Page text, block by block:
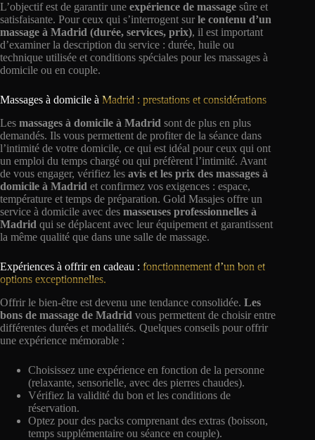
L’objectif est de garantir une expérience de massage sûre et
satisfaisante. Pour ceux qui s’interrogent sur le contenu d’un
massage à Madrid (durée, services, prix), il est important
d’examiner la description du service : durée, huile ou
technique utilisée et conditions spéciales pour les massages à
domicile ou en couple.
Massages à domicile à Madrid : prestations et considérations
Les massages à domicile à Madrid sont de plus en plus
demandés. Ils vous permettent de profiter de la séance dans
l’intimité de votre domicile, ce qui est idéal pour ceux qui ont
un emploi du temps chargé ou qui préfèrent l’intimité. Avant
de vous engager, vérifiez les avis et les prix des massages à
domicile à Madrid et confirmez vos exigences : espace,
température et temps de préparation. Gold Masajes offre un
service à domicile avec des masseuses professionnelles à
Madrid qui se déplacent avec leur équipement et garantissent
la même qualité que dans une salle de massage.
Expériences à offrir en cadeau : fonctionnement d’un bon et
options exceptionnelles.
Offrir le bien-être est devenu une tendance consolidée. Les
bons de massage de Madrid vous permettent de choisir entre
différentes durées et modalités. Quelques conseils pour offrir
une expérience mémorable :
Choisissez une expérience en fonction de la personne
(relaxante, sensorielle, avec des pierres chaudes).
Vérifiez la validité du bon et les conditions de
réservation.
Optez pour des packs comprenant des extras (boisson,
temps supplémentaire ou séance en couple).